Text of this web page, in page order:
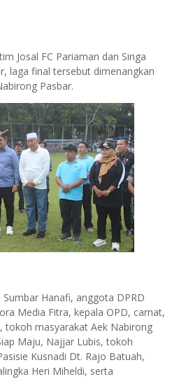
Josal FC Pariaman dan Singa
laga final tersebut dimenangkan
Pasbar.
Hanafi, anggota DPRD
Media Fitra, kepala OPD, camat,
tokoh masyarakat Aek Nabirong
Maju, Najjar Lubis, tokoh
Kusnadi Dt. Rajo Batuah,
Heri Miheldi, serta